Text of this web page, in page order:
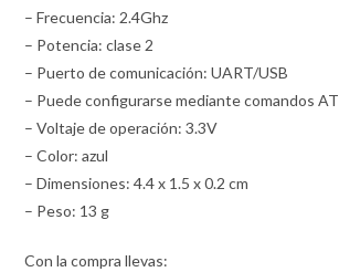
– Frecuencia: 2.4Ghz
– Potencia: clase 2
– Puerto de comunicación: UART/USB
– Puede configurarse mediante comandos AT
– Voltaje de operación: 3.3V
– Color: azul
– Dimensiones: 4.4 x 1.5 x 0.2 cm
– Peso: 13 g
Con la compra llevas: